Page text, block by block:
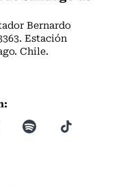
Bernardo
Estación
Chile.